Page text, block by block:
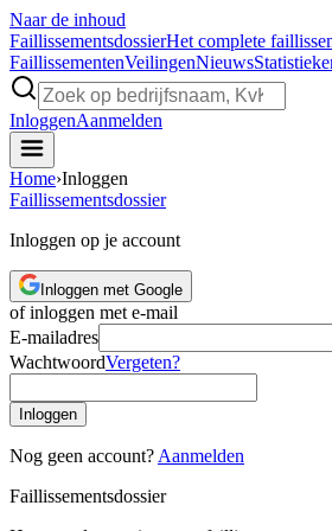
Naar de inhoud
FaillissementsdossierHet complete
FaillissementenVeilingenNieuws
InloggenAanmelden
Home›Inloggen
Faillissementsdossier
Inloggen op je account
Inloggen met Google
of inloggen met e-mail
E-mailadres
WachtwoordVergeten?
Inloggen
Nog geen account? Aanmelden
Faillissementsdossier